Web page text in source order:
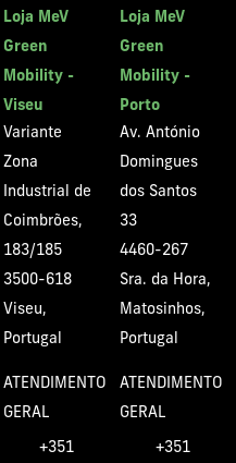
Loja MeV
Green
Mobility -
Viseu
Variante
Zona
Industrial de
Coimbrões,
183/185
3500-618
Viseu,
Portugal
ATENDIMENTO
GERAL
+351
Loja MeV
Green
Mobility -
Porto
Av. António
Domingues
dos Santos
33
4460-267
Sra. da Hora,
Matosinhos,
Portugal
ATENDIMENTO
GERAL
+351